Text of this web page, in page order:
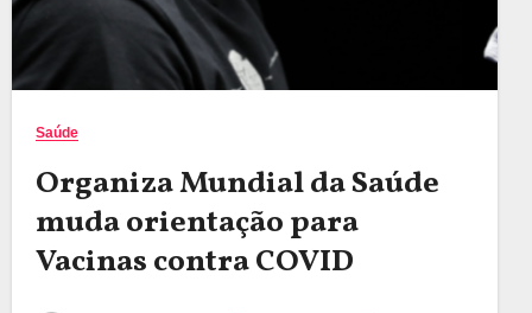
Saúde
Organiza Mundial da Saúde
muda orientação para
Vacinas contra COVID